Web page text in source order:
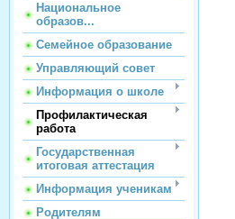
Национальное
образов...
Семейное образование
Управляющий совет
Информация о школе
Профилактическая
работа
Государственная
итоговая аттестация
Информация ученикам
Родителям